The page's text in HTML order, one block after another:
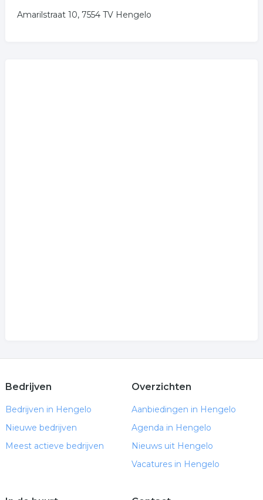
Amarilstraat 10, 7554 TV Hengelo
Bedrijven
Bedrijven in Hengelo
Nieuwe bedrijven
Meest actieve bedrijven
Overzichten
Aanbiedingen in Hengelo
Agenda in Hengelo
Nieuws uit Hengelo
Vacatures in Hengelo